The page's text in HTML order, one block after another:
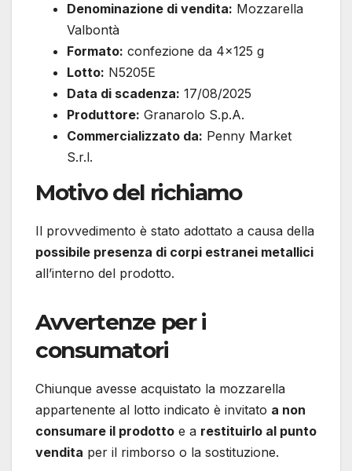
Denominazione di vendita: Mozzarella
Valbontà
Formato: confezione da 4×125 g
Lotto: N5205E
Data di scadenza: 17/08/2025
Produttore: Granarolo S.p.A.
Commercializzato da: Penny Market
S.r.l.
Motivo del richiamo
Il provvedimento è stato adottato a causa della
possibile presenza di corpi estranei metallici
all’interno del prodotto.
Avvertenze per i
consumatori
Chiunque avesse acquistato la mozzarella
appartenente al lotto indicato è invitato a non
consumare il prodotto e a restituirlo al punto
vendita per il rimborso o la sostituzione.